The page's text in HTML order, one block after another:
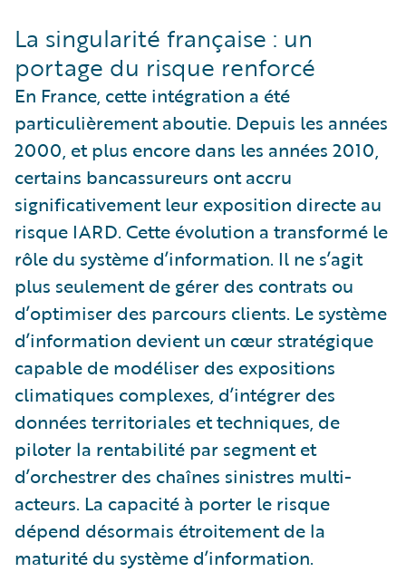
La singularité française : un
portage du risque renforcé
En France, cette intégration a été
particulièrement aboutie. Depuis les années
2000, et plus encore dans les années 2010,
certains bancassureurs ont accru
significativement leur exposition directe au
risque IARD. Cette évolution a transformé le
rôle du système d’information. Il ne s’agit
plus seulement de gérer des contrats ou
d’optimiser des parcours clients. Le système
d’information devient un cœur stratégique
capable de modéliser des expositions
climatiques complexes, d’intégrer des
données territoriales et techniques, de
piloter la rentabilité par segment et
d’orchestrer des chaînes sinistres multi-
acteurs. La capacité à porter le risque
dépend désormais étroitement de la
maturité du système d’information.